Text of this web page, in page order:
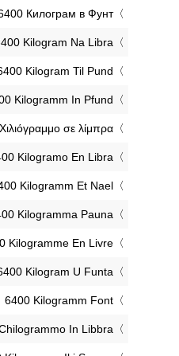
Килограм в Фунт
Kilogram Na Libra
Kilogram Til Pund
Kilogramm In Pfund
σε λίμπρα
Kilogramo En Libra
Kilogramm Et Nael
Kilogramma Pauna
Kilogramme En Livre
Kilogram U Funta
‎6400 Kilogramm Font
In Libbra